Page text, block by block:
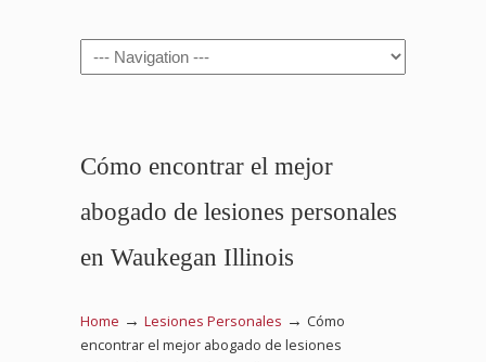
Navigation
Cómo encontrar el mejor
abogado de lesiones personales
en Waukegan Illinois
Home → Lesiones Personales → Cómo
encontrar el mejor abogado de lesiones